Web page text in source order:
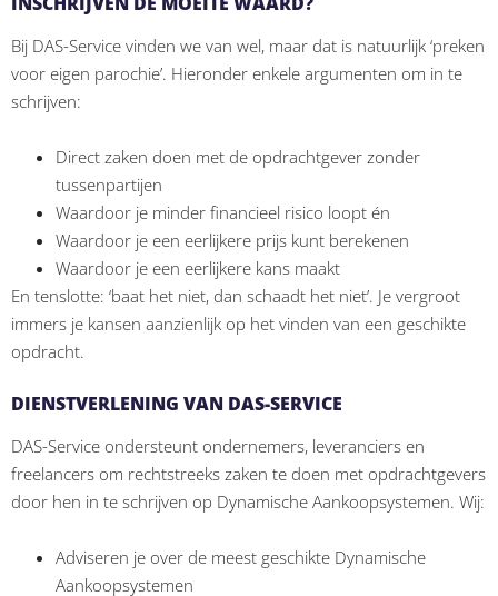
Bij DAS-Service vinden we van wel, maar dat is natuurlijk ‘preken
voor eigen parochie’. Hieronder enkele argumenten om in te
schrijven:
Direct zaken doen met de opdrachtgever zonder
tussenpartijen
Waardoor je minder financieel risico loopt én
Waardoor je een eerlijkere prijs kunt berekenen
Waardoor je een eerlijkere kans maakt
En tenslotte: ‘baat het niet, dan schaadt het niet’. Je vergroot
immers je kansen aanzienlijk op het vinden van een geschikte
opdracht.
DIENSTVERLENING VAN DAS-SERVICE
DAS-Service ondersteunt ondernemers, leveranciers en
freelancers om rechtstreeks zaken te doen met opdrachtgevers
door hen in te schrijven op Dynamische Aankoopsystemen. Wij:
Adviseren je over de meest geschikte Dynamische
Aankoopsystemen